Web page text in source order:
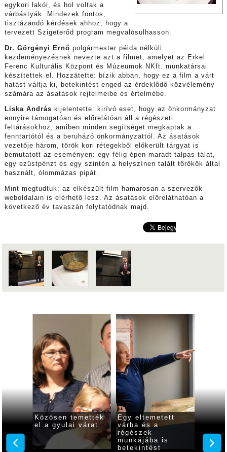
egykori lakói, és hol voltak a
várbástyák. Mindezek fontos,
tisztázandó kérdések ahhoz, hogy a
tervezett Szigeterőd program megvalósulhasson.
Dr. Görgényi Ernő polgármester példa nélküli
kezdeményezésnek nevezte azt a filmet, amelyet az Erkel
Ferenc Kulturális Központ és Múzeumok NKft. munkatársai
készítettek el. Hozzátette: bízik abban, hogy ez a film a várt
hatást váltja ki, betekintést enged az érdeklődő közvélemény
számára az ásatások rejtelmeibe és értelmébe.
Liska András kijelentette: kirívó eset, hogy az önkormányzat
ennyire támogatóan és előrelátóan áll a régészeti
feltárásokhoz, amiben minden segítséget megkaptak a
fenntartótól és a beruházó önkormányzattól. Az ásatások
vezetője három, török kori rétegekből előkerült tárgyat is
bemutatott az eseményen: egy félig épen maradt talpas tálat,
egy ezüstpénzt és egy szintén a helyszínen talált törökök által
használt, ólommázas pipát.
Mint megtudtuk: az elkészült film hamarosan a szervezők
weboldalain is elérhető lesz. Az ásatások előreláthatóan a
következő év tavaszán folytatódnak majd.
án
Közösen temették
el a gyulai várat
Egy eltemetett
várba és a
régészek
munkájába is
betekintést